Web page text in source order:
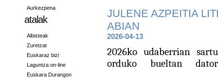
Aurkezpena
atalak
Albisteak
Zuretzat
Euskaraz bizi
Laguntza on-line
Euskara Durangon
JULENE AZPEITIA
ABIAN
2026-04-13
2026ko udaberrian sartu
orduko bueltan dator